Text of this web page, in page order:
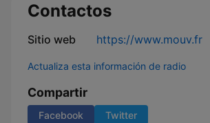
Contactos
Sitio web https://www.mouv.fr
Actualiza esta información de radio
Compartir
Facebook Twitter